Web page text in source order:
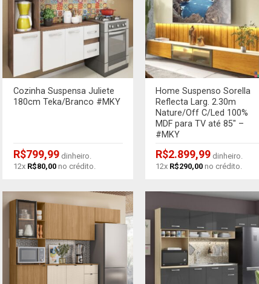
Cozinha Suspensa Juliete
180cm Teka/Branco #MKY
R$799,99 dinheiro.
12x R$80,00no crédito.
+
Home Suspenso Sorella
Reflecta Larg. 2.30m
Nature/Off C/Led 100%
MDF para TV até 85″ –
#MKY
R$2.899,99 dinheiro.
12x R$290,00 no crédito.